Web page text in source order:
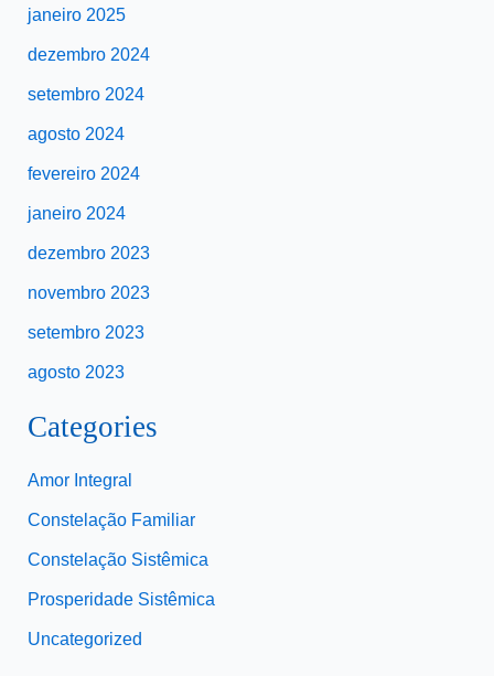
janeiro 2025
dezembro 2024
setembro 2024
agosto 2024
fevereiro 2024
janeiro 2024
dezembro 2023
novembro 2023
setembro 2023
agosto 2023
Categories
Amor Integral
Constelação Familiar
Constelação Sistêmica
Prosperidade Sistêmica
Uncategorized